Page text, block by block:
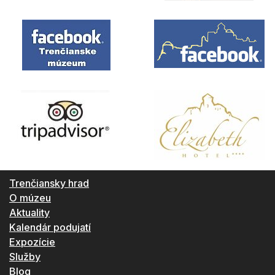
Trenčiansky hrad
O múzeu
Aktuality
Kalendár podujatí
Expozície
Služby
Blog